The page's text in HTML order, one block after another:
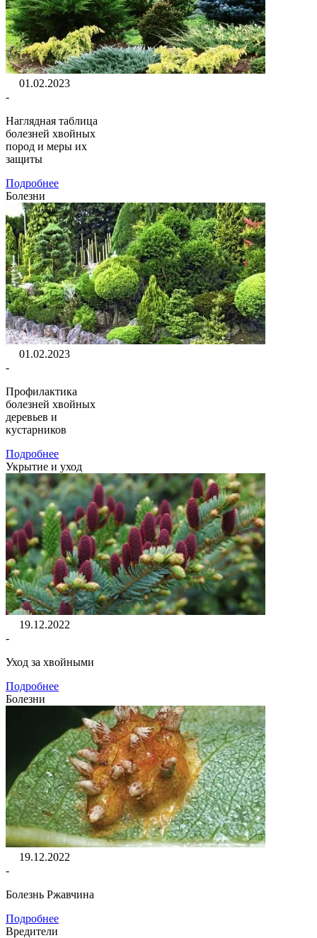
01.02.2023
-
Наглядная таблица
болезней хвойных
пород и меры их
защиты
Подробнее
Болезни
01.02.2023
-
Профилактика
болезней хвойных
деревьев и
кустарников
Подробнее
Укрытие и уход
19.12.2022
-
Уход за хвойными
Подробнее
Болезни
19.12.2022
-
Болезнь Ржавчина
Подробнее
Вредители